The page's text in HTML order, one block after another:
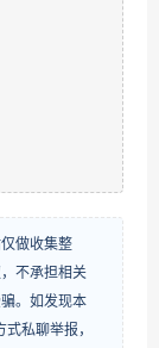
做收集整
不承担相关
。如发现本
私聊举报，